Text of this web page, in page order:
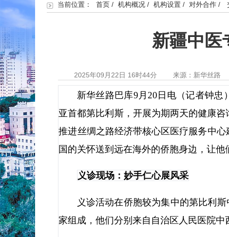
当前位置： 首页 / 机构概况 / 机构设置 / 对外合作 /
新疆中医
2025年09月22日 16时44分 来源：新华丝路
新华丝路巴库9 月 20日电（记者钟忠）
亚首都第比利斯，开展为期两天的健康
推进丝绸之路经济带核心区医疗服务中
国的关怀送到远在海外的侨胞身边，让他
义诊现场：妙手仁心展风采
义诊活动在侨胞较为集中的第比利
家组成，他们分别来自自治区人民医院